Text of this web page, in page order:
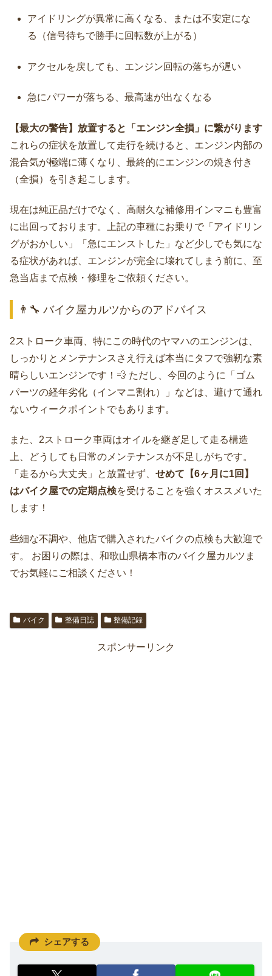
アイドリングが異常に高くなる、または不安定にな
る（信号待ちで勝手に回転数が上がる）
アクセルを戻しても、エンジン回転の落ちが遅い
急にパワーが落ちる、最高速が出なくなる
【最大の警告】放置すると「エンジン全損」に繋がります
これらの症状を放置して走行を続けると、エンジン内部の
混合気が極端に薄くなり、最終的にエンジンの焼き付き
（全損）を引き起こします。
現在は純正品だけでなく、高耐久な補修用インマニも豊富
に出回っております。上記の車種にお乗りで「アイドリン
グがおかしい」「急にエンストした」など少しでも気にな
る症状があれば、エンジンが完全に壊れてしまう前に、至
急当店まで点検・修理をご依頼ください。
👨‍🔧 バイク屋カルツからのアドバイス
2ストローク車両、特にこの時代のヤマハのエンジンは、
しっかりとメンテナンスさえ行えば本当にタフで強靭な素
晴らしいエンジンです！💨 ただし、今回のように「ゴム
パーツの経年劣化（インマニ割れ）」などは、避けて通れ
ないウィークポイントでもあります。
また、2ストローク車両はオイルを継ぎ足して走る構造
上、どうしても日常のメンテナンスが不足しがちです。
「走るから大丈夫」と放置せず、 せめて【6ヶ月に1回】
はバイク屋での定期点検を受けることを強くオススメいた
します！
些細な不調や、他店で購入されたバイクの点検も大歓迎で
す。 お困りの際は、和歌山県橋本市のバイク屋カルツま
でお気軽にご相談ください！
バイク 整備日誌 整備記録
スポンサーリンク
シェアする